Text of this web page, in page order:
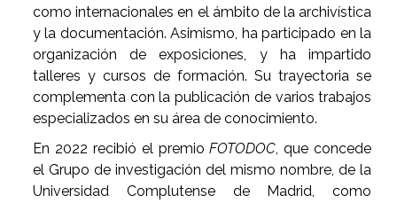
como internacionales en el ámbito de la archivística
y la documentación. Asimismo, ha participado en la
organización de exposiciones, y ha impartido
talleres y cursos de formación. Su trayectoria se
complementa con la publicación de varios trabajos
especializados en su área de conocimiento.
En 2022 recibió el premioFOTODOC, que concede
el Grupo de investigación del mismo nombre, de la
Universidad Complutense de Madrid, como